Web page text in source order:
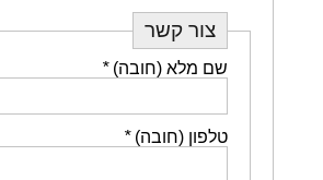
צור קשר
שם מלא (חובה)*
טלפון (חובה)*